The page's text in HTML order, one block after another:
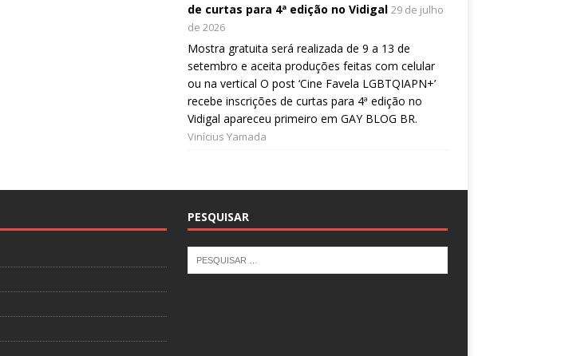
de curtas para 4ª edição no Vidigal 29 de julho
de 2026
Mostra gratuita será realizada de 9 a 13 de
setembro e aceita produções feitas com celular
ou na vertical O post ‘Cine Favela LGBTQIAPN+’
recebe inscrições de curtas para 4ª edição no
Vidigal apareceu primeiro em GAY BLOG BR.
Vinícius Yamada
PESQUISAR